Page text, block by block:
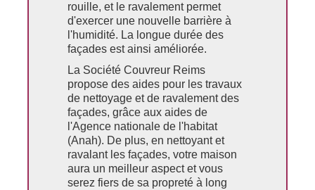
rouille, et le ravalement permet
d'exercer une nouvelle barrière à
l'humidité. La longue durée des
façades est ainsi améliorée.
La Société Couvreur Reims
propose des aides pour les travaux
de nettoyage et de ravalement des
façades, grâce aux aides de
l'Agence nationale de l'habitat
(Anah). De plus, en nettoyant et
ravalant les façades, votre maison
aura un meilleur aspect et vous
serez fiers de sa propreté à long